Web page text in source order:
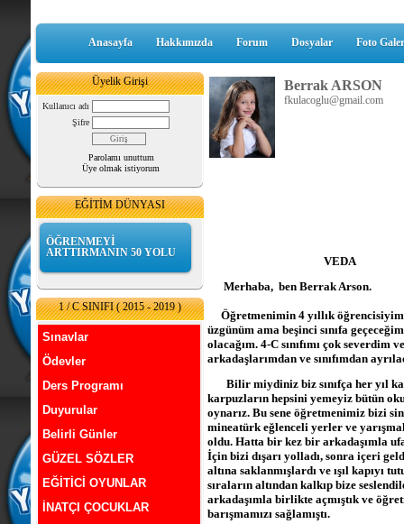
Anasayfa Hakkımızda Forum Dosyalar Foto
Üyelik Girişi
Kullanıcı adı
Şifre
Parolamı unuttum
Üye olmak istiyorum
EĞİTİM DÜNYASI
ÖĞRENMEYİ
ARTTIRMANIN 50 YOLU
1 / C SINIFI ( 2015 - 2019 )
Sınavlar
Ödevler
Ders Programı
Duyurular
Belirli Günler
GÜZEL SÖZLER
EĞİTİCİ OYUNLAR
İNATÇI ÇOCUKLAR
Berrak ARSON
fkulacoglu@gmail.com
VEDA
Merhaba, ben Berrak Arson.
Öğretmenimin 4 yıllık
üzgünüm ama beşinci sınıfa
olacağım. 4-C sınıfımı çok
arkadaşlarımdan ve sınıfımdan
Bilir miydiniz biz sınıfça her yıl
karpuzların hepsini yemeyiz bütün
oynarız. Bu sene öğretmenimiz bizi
mineatürk eğlenceli yerler ve
oldu. Hatta bir kez bir arkadaşımla
İçin bizi dışarı yolladı, sonra içeri
altına saklanmışlardı ve ışıl kapıyı
sıraların altından kalkıp bize
arkadaşımla birlikte açmıştık ve
barışmamızı sağlamıştı.